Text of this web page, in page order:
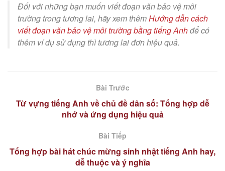
Đối với những bạn muốn viết đoạn văn bảo vệ môi
trường trong tương lai, hãy xem thêmHướng dẫn cách
viết đoạn văn bảo vệ môi trường bằng tiếng Anhđể có
thêm ví dụ sử dụng thì tương lai đơn hiệu quả.
Bài Trước
Từ vựng tiếng Anh về chủ đề dân số: Tổng hợp dễ
nhớ và ứng dụng hiệu quả
Bài Tiếp
Tổng hợp bài hát chúc mừng sinh nhật tiếng Anh hay,
dễ thuộc và ý nghĩa